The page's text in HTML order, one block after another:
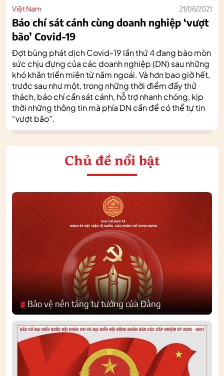
Việt Nam 21/06/2021
Báo chí sát cánh cùng doanh nghiệp ‘vượt
bão’ Covid-19
Đợt bùng phát dịch Covid-19 lần thứ 4 đang bào mòn
sức chịu đựng của các doanh nghiệp (DN) sau những
khó khăn triền miên từ năm ngoái. Và hơn bao giờ hết,
trước sau như một, trong những thời điểm đầy thử
thách, báo chí cần sát cánh, hỗ trợ nhanh chóng, kịp
thời những thông tin mà phía DN cần để có thể tự tin
“vượt bão”.
Chủ đề nổi bật
# Bảo vệ nền tảng tư tưởng của Đảng